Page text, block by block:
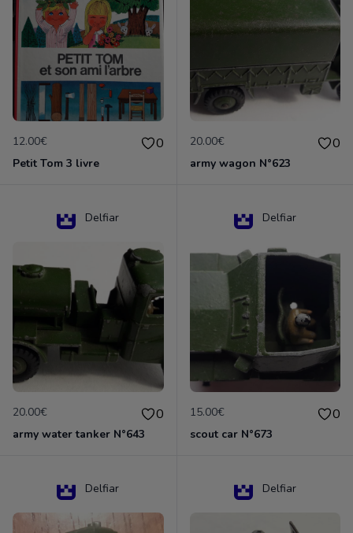
12.00€ 0
Petit Tom 3 livre
20.00€ 0
army wagon N°623
Delfiar
20.00€ 0
army water tanker N°643
Delfiar
15.00€ 0
scout car N°673
Delfiar Delfiar